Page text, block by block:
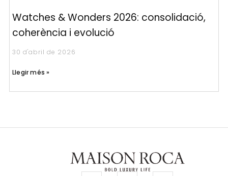
Watches & Wonders 2026: consolidació,
coherència i evolució
30 d'abril de 2026
Llegir més »